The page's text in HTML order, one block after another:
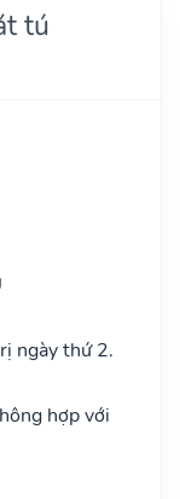
tú
ngày thứ 2.
hợp với